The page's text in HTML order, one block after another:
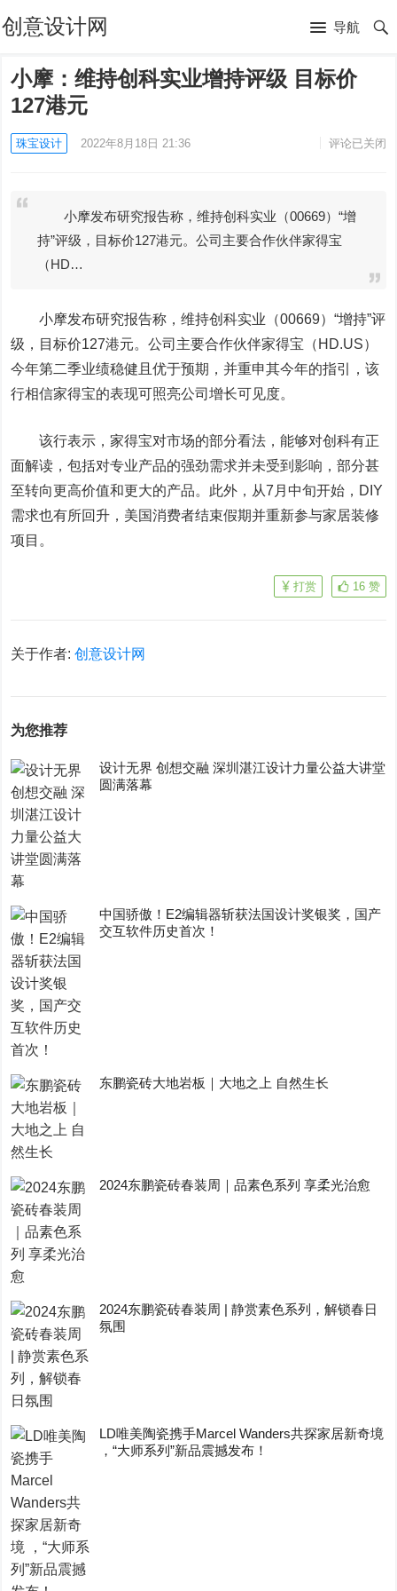
创意设计网 导航
小摩：维持创科实业增持评级 目标价
127港元
珠宝设计 2022年8月18日 21:36 评论已关闭
小摩发布研究报告称，维持创科实业（00669）“增
持”评级，目标价127港元。公司主要合作伙伴家得宝
（HD…
小摩发布研究报告称，维持创科实业 （00669）“增持”评
级，目标价127港元。公司主要合作伙伴家得宝（HD.US）
今年第二季业绩稳健且优于预期，并重申其今年的指引，该
行相信家得宝的表现可照亮公司增长可见度。
该行表示，家得宝对市场的部分看法，能够对创科有正
面解读，包括对专业产品的强劲需求并未受到影响，部分甚
至转向更高价值和更大的产品。此外，从7月中旬开始，DIY
需求也有所回升，美国消费者结束假期并重新参与家居装修
项目。
16 赞
打赏
关于作者:创意设计网
为您推荐
设计无界 创想交融 深圳湛江设计力量公益大讲堂
圆满落幕
中国骄傲！E2编辑器斩获法国设计奖银奖，国产
交互软件历史首次！
东鹏瓷砖大地岩板｜大地之上 自然生长
2024东鹏瓷砖春装周｜品素色系列 享柔光治愈
2024东鹏瓷砖春装周 | 静赏素色系列，解锁春日
氛围
LD唯美陶瓷携手Marcel Wanders共探家居新奇境
，“大师系列”新品震撼发布！